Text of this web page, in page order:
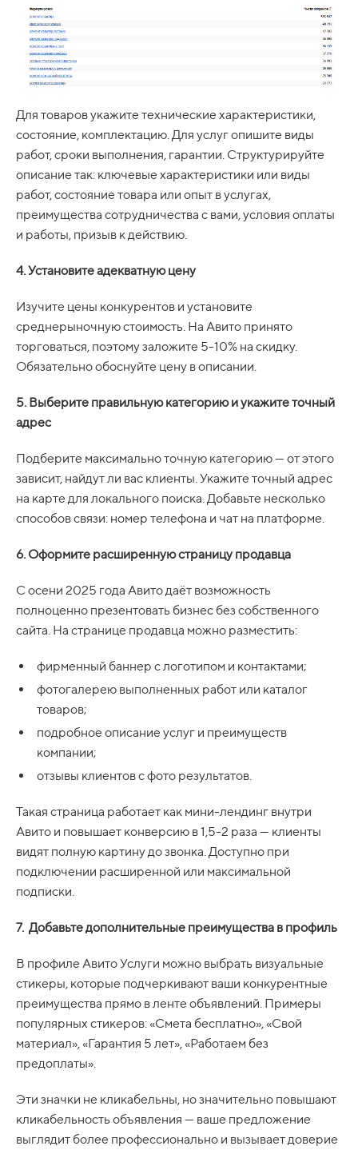
Для товаров укажите технические характеристики,
состояние, комплектацию. Для услуг опишите виды
работ, сроки выполнения, гарантии. Структурируйте
описание так: ключевые характеристики или виды
работ, состояние товара или опыт в услугах,
преимущества сотрудничества с вами, условия оплаты
и работы, призыв к действию.
4. Установите адекватную цену
Изучите цены конкурентов и установите
среднерыночную стоимость. На Авито принято
торговаться, поэтому заложите 5-10% на скидку.
Обязательно обоснуйте цену в описании.
5. Выберите правильную категорию и укажите точный
адрес
Подберите максимально точную категорию — от этого
зависит, найдут ли вас клиенты. Укажите точный адрес
на карте для локального поиска. Добавьте несколько
способов связи: номер телефона и чат на платформе.
6. Оформите расширенную страницу продавца
С осени 2025 года Авито даёт возможность
полноценно презентовать бизнес без собственного
сайта. На странице продавца можно разместить:
фирменный баннер с логотипом и контактами;
фотогалерею выполненных работ или каталог
товаров;
подробное описание услуг и преимуществ
компании;
отзывы клиентов с фото результатов.
Такая страница работает как мини-лендинг внутри
Авито и повышает конверсию в 1,5-2 раза — клиенты
видят полную картину до звонка. Доступно при
подключении расширенной или максимальной
подписки.
7. Добавьте дополнительные преимущества в профиль
В профиле Авито Услуги можно выбрать визуальные
стикеры, которые подчеркивают ваши конкурентные
преимущества прямо в ленте объявлений. Примеры
популярных стикеров: «Смета бесплатно», «Свой
материал», «Гарантия 5 лет», «Работаем без
предоплаты».
Эти значки не кликабельны, но значительно повышают
кликабельность объявления — ваше предложение
выглядит более профессионально и вызывает доверие